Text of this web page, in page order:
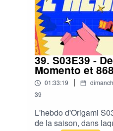
39. S03E39 -
Momento et
01:33:19 |
39
L'hebdo d'Origami
de la saison, dans